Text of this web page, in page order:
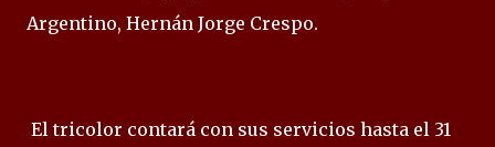
Argentino, Hernán Jorge Crespo.
El tricolor contará con sus servicios hasta el 31